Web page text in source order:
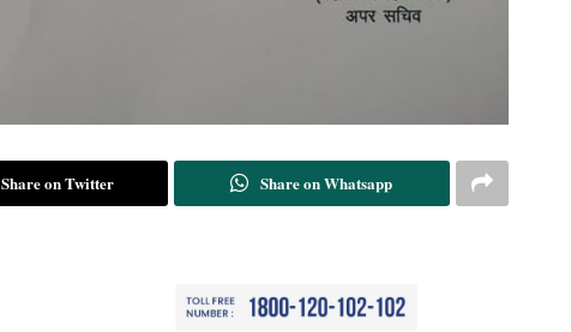
Share on Twitter Share on Whatsapp